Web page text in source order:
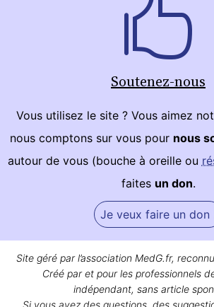
Soutenez-nous
Vous utilisez le site ? Vous aimez
nous comptons sur vous pour nous
autour de vous (bouche à oreille ou
faites un don.
Je veux faire un don
Site géré par l’association MedG.fr,
Créé par et pour les professionnels
indépendant, sans article
Si vous avez des questions, des